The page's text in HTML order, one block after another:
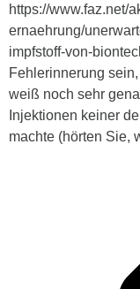
https://www.faz.net/
ernaehrung/
impfstoff-von-
Fehlerinnerung
weiß noch sehr
Injektionen keiner
machte (hörten Sie,